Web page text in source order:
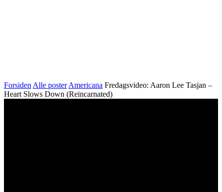
Forsiden Alle poster Americana Fredagsvideo: Aaron Lee Tasjan –
Heart Slows Down (Reincarnated)